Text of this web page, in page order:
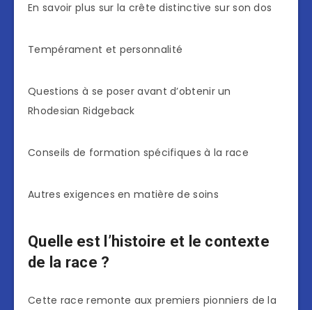
En savoir plus sur la crête distinctive sur son dos
Tempérament et personnalité
Questions à se poser avant d’obtenir un
Rhodesian Ridgeback
Conseils de formation spécifiques à la race
Autres exigences en matière de soins
Quelle est l’histoire et le contexte
de la race ?
Cette race remonte aux premiers pionniers de la